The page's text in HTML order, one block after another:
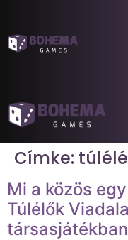
Címke:
Mi a közös
Túlélők